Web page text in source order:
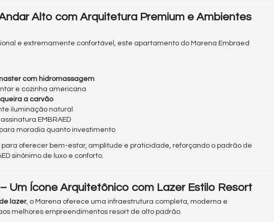
Alto com Arquitetura Premium e Ambientes
e extremamente confortável, este apartamento do Marena Embraed
com hidromassagem
e cozinha americana
a carvão
iluminação natural
EMBRAED
moradia quanto investimento
oferecer bem-estar, amplitude e praticidade, reforçando o padrão de
sinônimo de luxo e conforto.
Um Ícone Arquitetônico com Lazer Estilo Resort
lazer, o Marena oferece uma infraestrutura completa, moderna e
melhores empreendimentos resort de alto padrão.